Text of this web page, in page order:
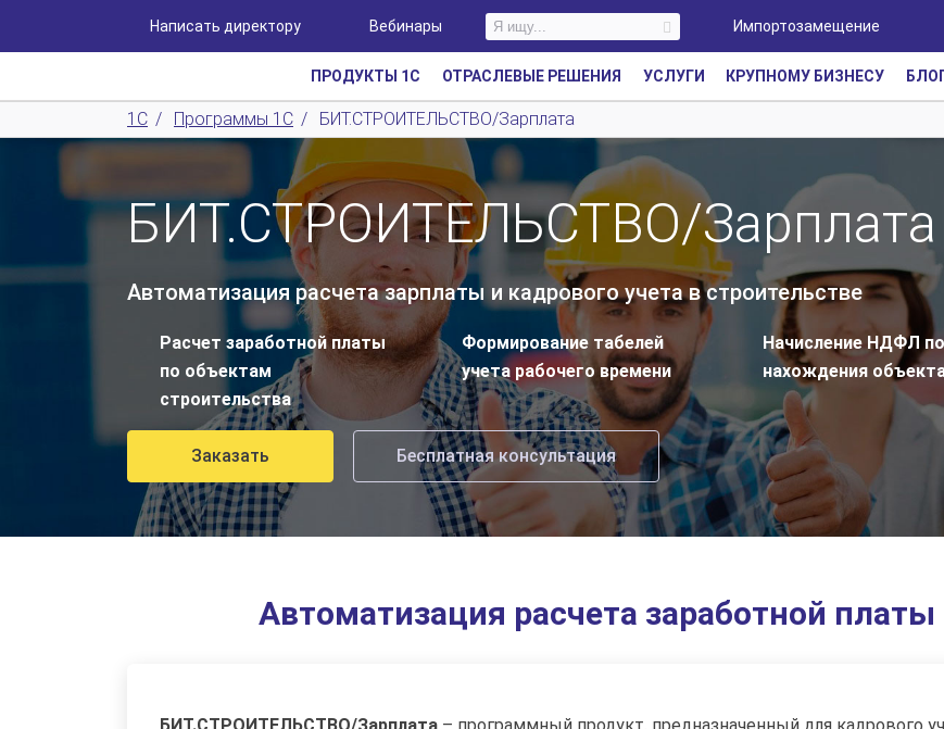
Написать директору Вебинары Импортозамещение
ПРОДУКТЫ 1С ОТРАСЛЕВЫЕ РЕШЕНИЯ УСЛУГИ КРУПНОМУ БИЗНЕСУ
1С / Программы 1С / БИТ.СТРОИТЕЛЬСТВО/Зарплата
БИТ.СТРОИТЕЛЬСТВО/Зарплата
Автоматизация расчета зарплаты и кадрового учета в строительстве
Расчет заработной платы
по объектам
строительства
Формирование табелей
учета рабочего времени
Начисление НДФЛ
нахождения
Заказать Бесплатная консультация
Автоматизация расчета заработной платы